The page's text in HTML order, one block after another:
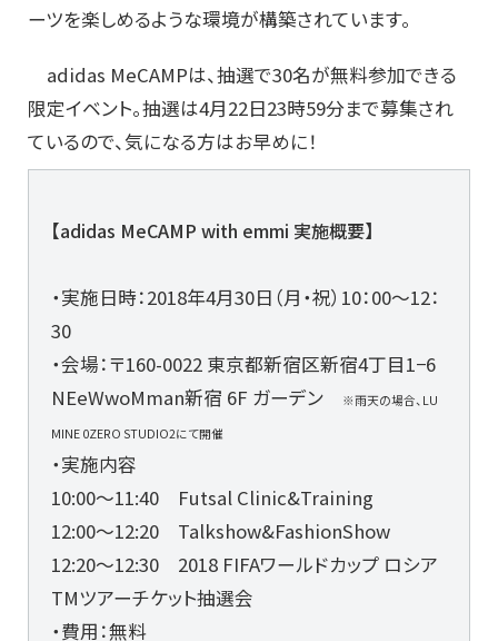
ーツを楽しめるような環境が構築されています。
adidas MeCAMPは、抽選で30名が無料参加できる
限定イベント。抽選は4月22日23時59分まで募集され
ているので、気になる方はお早めに！
【adidas MeCAMP with emmi 実施概要】
・実施日時：2018年4月30日（月・祝）10：00～12：
30
・会場：〒160-0022 東京都新宿区新宿4丁目1−6
NEeWwoMman新宿 6F ガーデン
※雨天の場合、LU
MINE 0ZERO STUDIO2にて開催
・実施内容
10:00～11:40 Futsal Clinic&Training
12:00～12:20 Talkshow&FashionShow
12:20～12:30 2018 FIFAワールドカップ ロシア
TMツアーチケット抽選会
・費用：無料